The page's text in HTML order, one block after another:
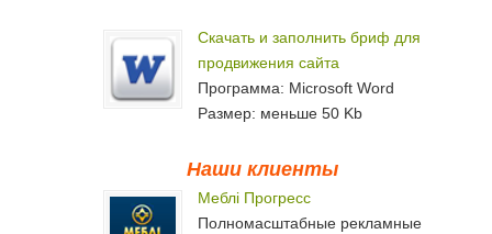
Скачать и заполнить бриф для
продвижения сайта
Программа: Microsoft Word
Размер: меньше 50 Kb
Наши клиенты
Меблі Прогресс
Полномасштабные рекламные